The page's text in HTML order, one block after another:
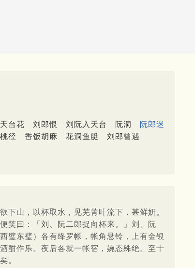
天台花 刘郎恨 刘阮入天台 阮洞
阮郎迷
径 香饭胡麻 花洞鱼艇
刘郎曾遇
下山，以杯取水，见芜菁叶流下，甚鲜妍。
笑曰：「刘、阮二郎捉向杯来。」刘、阮
璧东璧）各有绛罗帐，帐角悬铃，上有金银
酣作乐。夜后各就一帐宿，婉态殊绝。至十
。